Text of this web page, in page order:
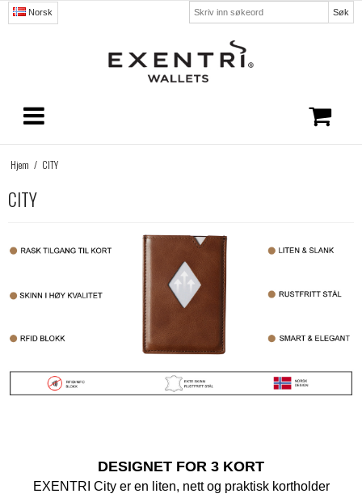
Norsk Søk
Hjem / CITY
CITY
DESIGNET FOR 3 KORT
EXENTRI City er en liten, nett og praktisk kortholder